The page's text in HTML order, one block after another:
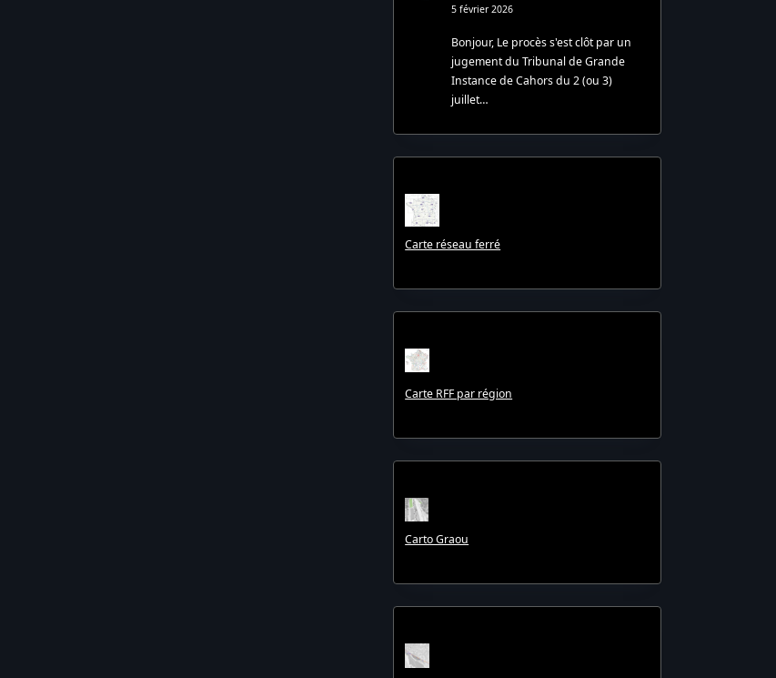
5 février 2026
Bonjour, Le procès s'est clôt par un
jugement du Tribunal de Grande
Instance de Cahors du 2 (ou 3)
juillet…
Carte réseau ferré
Carte RFF par région
Carto Graou